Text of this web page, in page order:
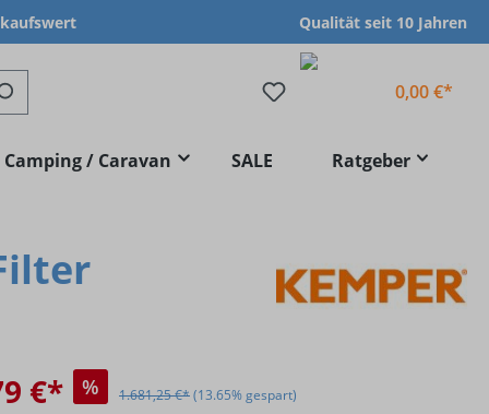
Qualität seit 10 Jahren
0,00 €*
Camping / Caravan SALE Ratgeber
€* % 1.681,25 €*(13.65% gespart)